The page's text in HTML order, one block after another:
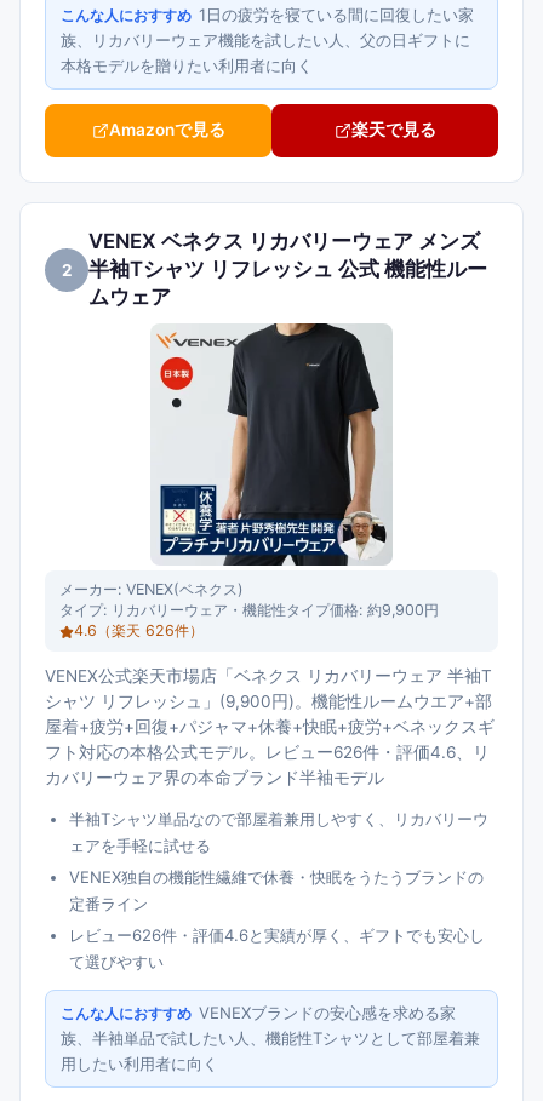
こんな人におすすめ 1日の疲労を寝ている間に回復したい家
族、リカバリーウェア機能を試したい人、父の日ギフトに
本格モデルを贈りたい利用者に向く
Amazonで見る 楽天で見る
2
VENEX ベネクス リカバリーウェア メンズ
半袖Tシャツ リフレッシュ 公式 機能性ルー
ムウェア
メーカー: VENEX(ベネクス)
タイプ: リカバリーウェア・機能性タイプ価格: 約9,900円
4.6 （楽天 626件）
VENEX公式楽天市場店「ベネクス リカバリーウェア 半袖T
シャツ リフレッシュ」(9,900円)。機能性ルームウエア+部
屋着+疲労+回復+パジャマ+休養+快眠+疲労+ベネックスギ
フト対応の本格公式モデル。レビュー626件・評価4.6、リ
カバリーウェア界の本命ブランド半袖モデル
半袖Tシャツ単品なので部屋着兼用しやすく、リカバリーウ
ェアを手軽に試せる
VENEX独自の機能性繊維で休養・快眠をうたうブランドの
定番ライン
レビュー626件・評価4.6と実績が厚く、ギフトでも安心し
て選びやすい
こんな人におすすめ VENEXブランドの安心感を求める家
族、半袖単品で試したい人、機能性Tシャツとして部屋着兼
用したい利用者に向く